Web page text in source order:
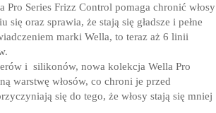
Series Frizz Control pomaga chronić włosy
oraz sprawia, że stają się gładsze i pełne
marki Wella, to teraz aż 6 linii
i silikonów, nowa kolekcja Wella Pro
warstwę włosów, co chroni je przed
się do tego, że włosy stają się mniej